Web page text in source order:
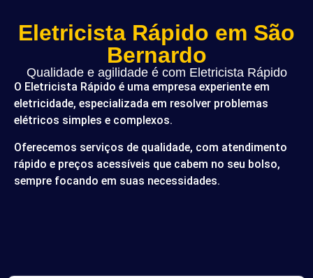
Eletricista Rápido em São
Bernardo
Qualidade e agilidade é com Eletricista Rápido
O Eletricista Rápido é uma empresa experiente em
eletricidade, especializada em resolver problemas
elétricos simples e complexos.
Oferecemos serviços de qualidade, com atendimento
rápido e preços acessíveis que cabem no seu bolso,
sempre focando em suas necessidades.